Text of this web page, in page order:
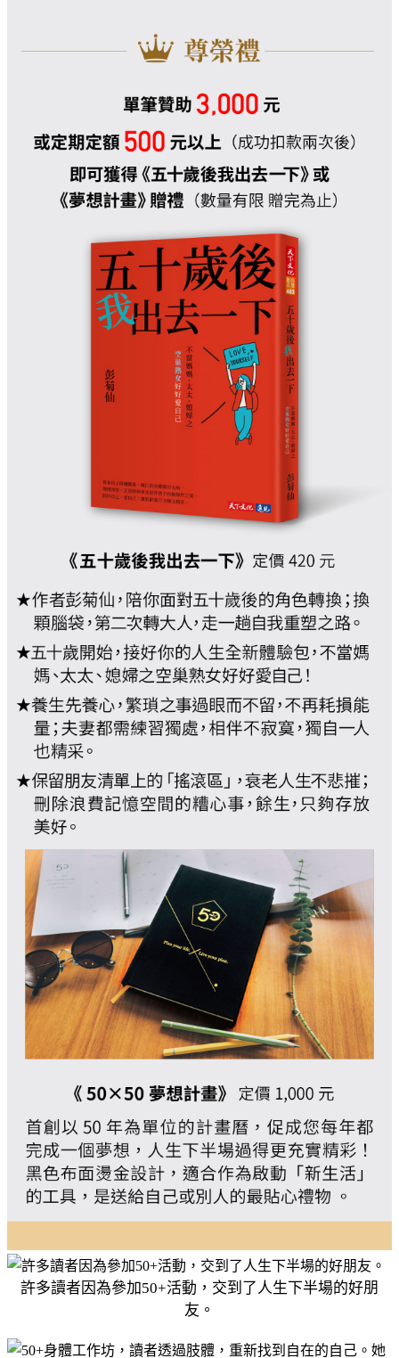
許多讀者因為參加50+活動，交到了人生下半場的好朋
友。